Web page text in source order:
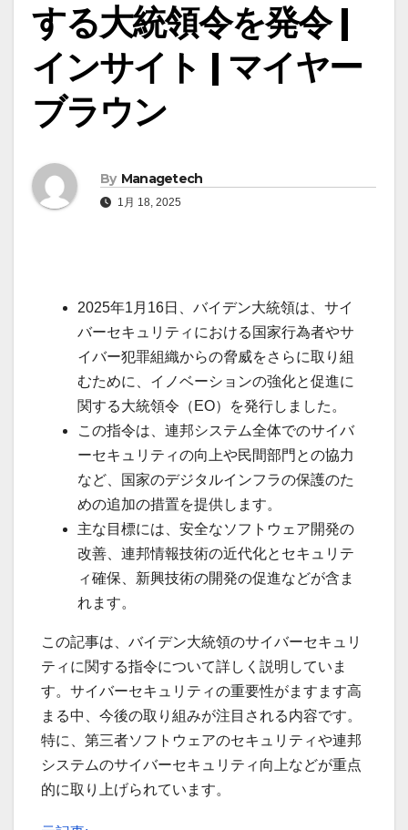
する大統領令を発令 |
インサイト | マイヤー
ブラウン
By Managetech
1月 18, 2025
2025年1月16日、バイデン大統領は、サイ
バーセキュリティにおける国家行為者やサ
イバー犯罪組織からの脅威をさらに取り組
むために、イノベーションの強化と促進に
関する大統領令（EO）を発行しました。
この指令は、連邦システム全体でのサイバ
ーセキュリティの向上や民間部門との協力
など、国家のデジタルインフラの保護のた
めの追加の措置を提供します。
主な目標には、安全なソフトウェア開発の
改善、連邦情報技術の近代化とセキュリテ
ィ確保、新興技術の開発の促進などが含ま
れます。
この記事は、バイデン大統領のサイバーセキュリ
ティに関する指令について詳しく説明していま
す。サイバーセキュリティの重要性がますます高
まる中、今後の取り組みが注目される内容です。
特に、第三者ソフトウェアのセキュリティや連邦
システムのサイバーセキュリティ向上などが重点
的に取り上げられています。